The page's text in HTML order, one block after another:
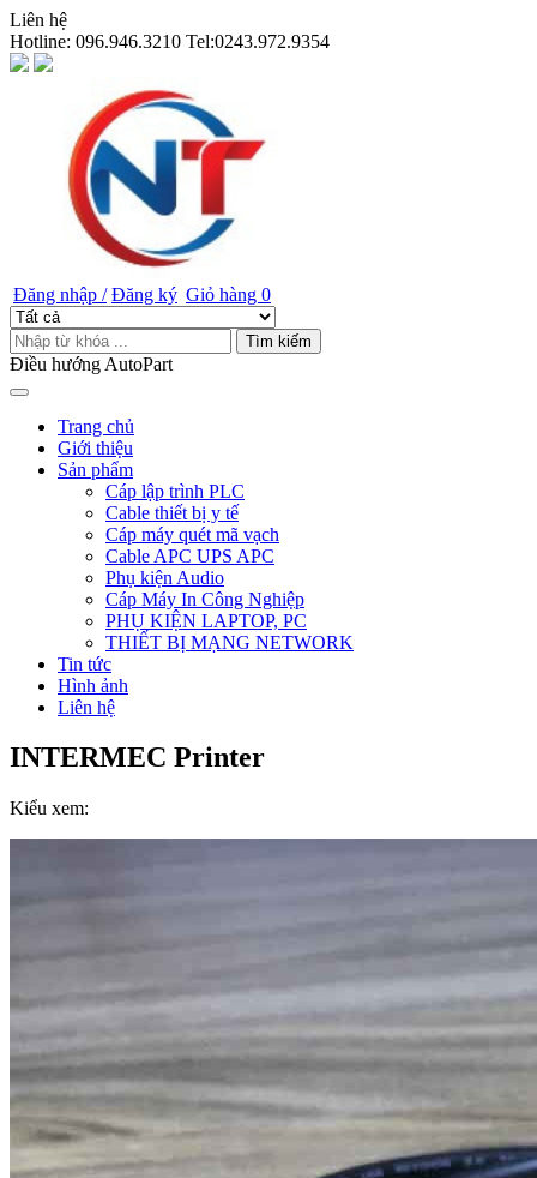
Liên hệ
Hotline: 096.946.3210 Tel:0243.972.9354
Đăng nhập / Đăng ký Giỏ hàng 0
Tìm kiếm
Điều hướng AutoPart
Trang chủ
Giới thiệu
Sản phẩm
Cáp lập trình PLC
Cable thiết bị y tế
Cáp máy quét mã vạch
Cable APC UPS APC
Phụ kiện Audio
Cáp Máy In Công Nghiệp
PHỤ KIỆN LAPTOP, PC
THIẾT BỊ MẠNG NETWORK
Tin tức
Hình ảnh
Liên hệ
INTERMEC Printer
Kiểu xem: